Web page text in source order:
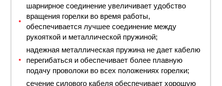
шарнирное соединение увеличивает удобство
вращения горелки во время работы,
обеспечивается лучшее соединение между
рукояткой и металлической пружиной;
надежная металлическая пружина не дает кабелю
перегибаться и обеспечивает более плавную
подачу проволоки во всех положениях горелки;
сечение силового кабеля обеспечивает хорошую